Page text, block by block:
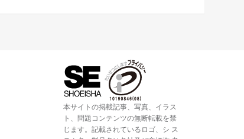
本サイトの掲載記事、写真、イラス
ト、問題コンテンツの無断転載を禁
じます。記載されているロゴ、シ ス